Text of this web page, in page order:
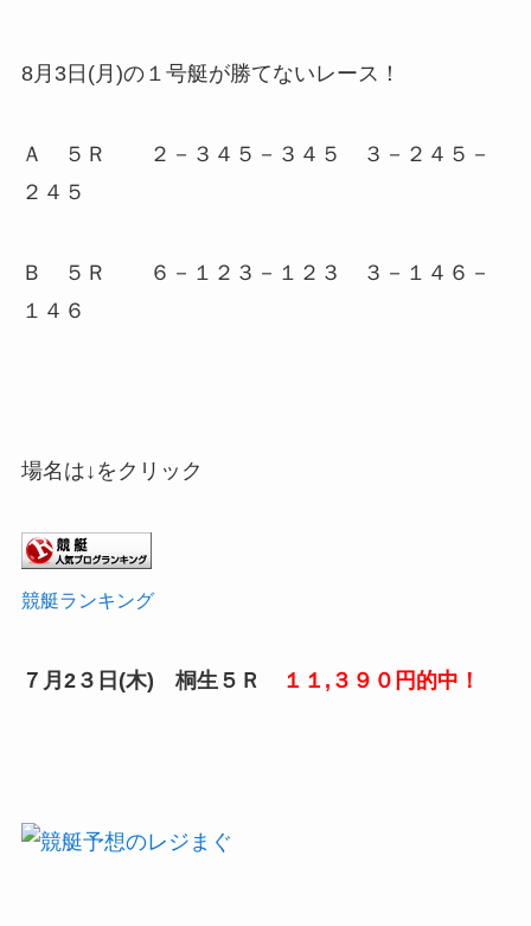
8月3日(月)の１号艇が勝てないレース！
Ａ ５Ｒ ２－３４５－３４５ ３－２４５－
２４５
Ｂ ５Ｒ ６－１２３－１２３ ３－１４６－
１４６
場名は↓をクリック
競艇ランキング
７月2３ 日(木) 桐生５Ｒ １１,３９０円的中！